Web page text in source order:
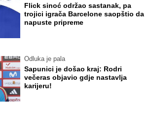
Flick sinoć održao sastanak, pa
trojici igrača Barcelone saopštio da
napuste pripreme
Odluka je pala
Sapunici je došao kraj: Rodri
večeras objavio gdje nastavlja
karijeru!